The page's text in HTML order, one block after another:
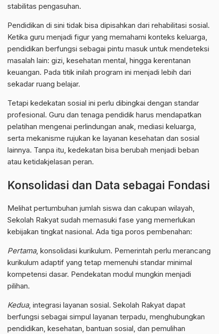
stabilitas pengasuhan.
Pendidikan di sini tidak bisa dipisahkan dari rehabilitasi sosial.
Ketika guru menjadi figur yang memahami konteks keluarga,
pendidikan berfungsi sebagai pintu masuk untuk mendeteksi
masalah lain: gizi, kesehatan mental, hingga kerentanan
keuangan. Pada titik inilah program ini menjadi lebih dari
sekadar ruang belajar.
Tetapi kedekatan sosial ini perlu dibingkai dengan standar
profesional. Guru dan tenaga pendidik harus mendapatkan
pelatihan mengenai perlindungan anak, mediasi keluarga,
serta mekanisme rujukan ke layanan kesehatan dan sosial
lainnya. Tanpa itu, kedekatan bisa berubah menjadi beban
atau ketidakjelasan peran.
Konsolidasi dan Data sebagai Fondasi
Melihat pertumbuhan jumlah siswa dan cakupan wilayah,
Sekolah Rakyat sudah memasuki fase yang memerlukan
kebijakan tingkat nasional. Ada tiga poros pembenahan:
Pertama, konsolidasi kurikulum. Pemerintah perlu merancang
kurikulum adaptif yang tetap memenuhi standar minimal
kompetensi dasar. Pendekatan modul mungkin menjadi
pilihan.
Kedua, integrasi layanan sosial. Sekolah Rakyat dapat
berfungsi sebagai simpul layanan terpadu, menghubungkan
pendidikan, kesehatan, bantuan sosial, dan pemulihan